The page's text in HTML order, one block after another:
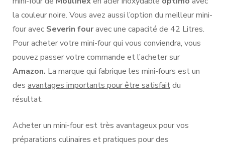
la couleur noire. Vous avez aussi l’option du meilleur mini-
four avec Severin fouravec une capacité de 42 Litres.
Pour acheter votre mini-four qui vous conviendra, vous
pouvez passer votre commande et l’acheter sur
Amazon. La marque qui fabrique les mini-fours est un
des avantages importants pour être satisfaitdu
résultat.
Acheter un mini-four est très avantageux pour vos
préparations culinaires et pratiques pour des